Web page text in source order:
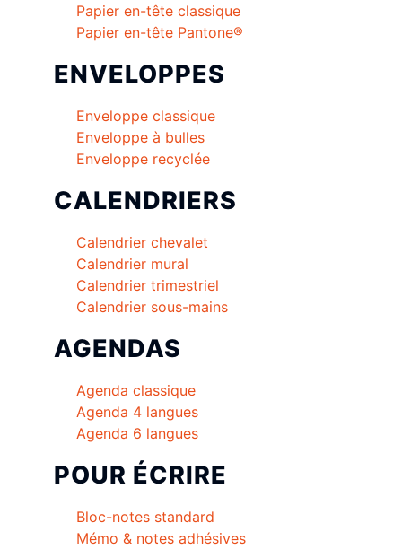
Papier en-tête classique
Papier en-tête Pantone®
ENVELOPPES
Enveloppe classique
Enveloppe à bulles
Enveloppe recyclée
CALENDRIERS
Calendrier chevalet
Calendrier mural
Calendrier trimestriel
Calendrier sous-mains
AGENDAS
Agenda classique
Agenda 4 langues
Agenda 6 langues
POUR ÉCRIRE
Bloc-notes standard
Mémo & notes adhésives